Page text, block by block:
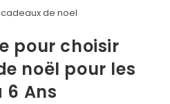
de noel
pour choisir
noël pour les
6 Ans